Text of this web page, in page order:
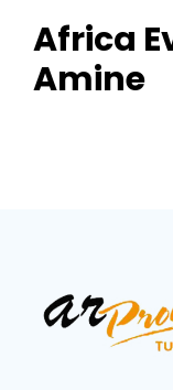
Africa
Amine